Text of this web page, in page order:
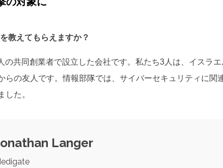
教えてもらえますか？
共同創業者で設立した会社です。私たち3人は、イスラエ
らの友人です。情報部隊では、サイバーセキュリティに関
した。
Langer